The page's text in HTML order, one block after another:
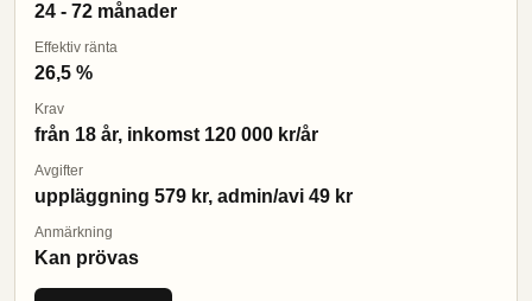
24 - 72 månader
Effektiv ränta
26,5 %
Krav
från 18 år, inkomst 120 000 kr/år
Avgifter
uppläggning 579 kr, admin/avi 49 kr
Anmärkning
Kan prövas